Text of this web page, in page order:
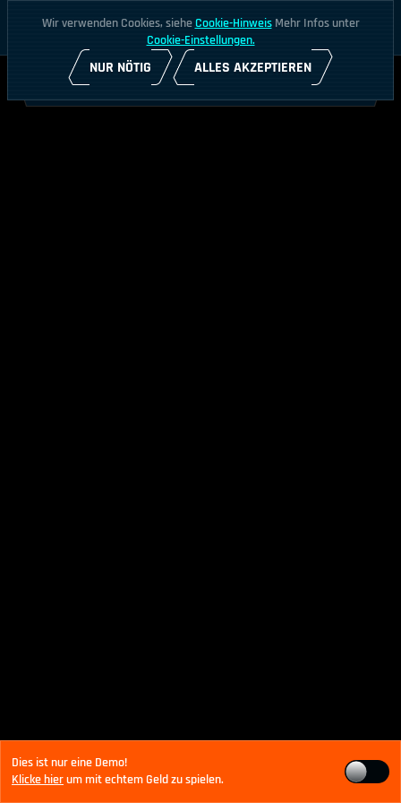
Dies ist nur eine Demo!
Klicke hierum mit echtem Geld zu spielen.
Wir verwenden Cookies, sieheCookie-HinweisMehr Infos unter
Cookie-Einstellungen.
NUR NÖTIG ALLES AKZEPTIEREN